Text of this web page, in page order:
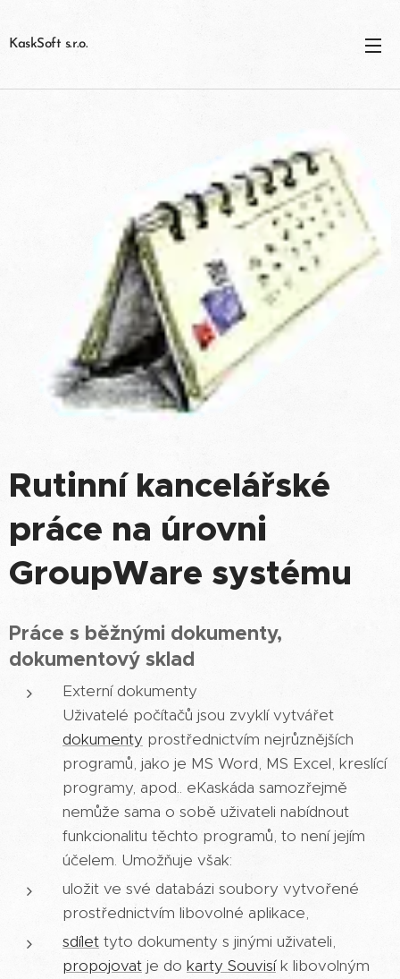
KaskSoft s.r.o.
Rutinní kancelářské
práce na úrovni
GroupWare systému
Práce s běžnými dokumenty,
dokumentový sklad
Externí dokumenty
Uživatelé počítačů jsou zvyklí vytvářet
dokumenty prostřednictvím nejrůznějších
programů, jako je MS Word, MS Excel, kreslící
programy, apod.. eKaskáda samozřejmě
nemůže sama o sobě uživateli nabídnout
funkcionalitu těchto programů, to není jejím
účelem. Umožňuje však:
uložit ve své databázi soubory vytvořené
prostřednictvím libovolné aplikace,
sdílet tyto dokumenty s jinými uživateli,
propojovat je do karty Souvisík libovolným